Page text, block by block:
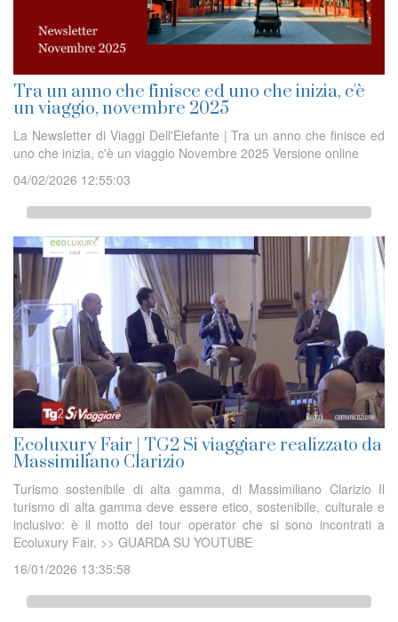
Tra un anno che finisce ed uno che inizia, c'è
un viaggio, novembre 2025
La Newsletter di Viaggi Dell'Elefante | Tra un anno che finisce ed
uno che inizia, c'è un viaggio Novembre 2025 Versione online
04/02/2026 12:55:03
Ecoluxury Fair | TG2 Si viaggiare realizzato da
Massimiliano Clarizio
Turismo sostenibile di alta gamma, di Massimiliano Clarizio Il
turismo di alta gamma deve essere etico, sostenibile, culturale e
inclusivo: è il motto dei tour operator che si sono incontrati a
Ecoluxury Fair. >> GUARDA SU YOUTUBE
16/01/2026 13:35:58